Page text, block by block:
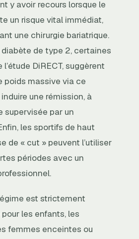
y avoir recours lorsque le
un risque vital immédiat,
une chirurgie bariatrique.
diabète de type 2, certaines
DiRECT, suggèrent
poids massive via ce
une rémission, à
supervisée par un
les sportifs de haut
de « cut » peuvent l’utiliser
périodes avec un
est strictement
les enfants, les
femmes enceintes ou